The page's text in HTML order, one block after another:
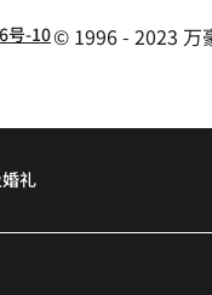
号-10© 1996 - 2023 万
礼